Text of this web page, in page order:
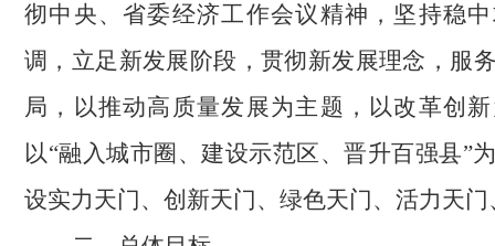
彻中央、省委经济工作会议精神，坚持稳
调，立足新发展阶段，贯彻新发展理念，服
局，以推动高质量发展为主题，以改革创
以“融入城市圈、建设示范区、晋升百强县”
设实力天门、创新天门、绿色天门、活力天